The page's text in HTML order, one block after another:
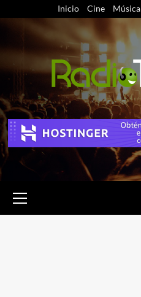
contenido
Inicio Cine Música
primario